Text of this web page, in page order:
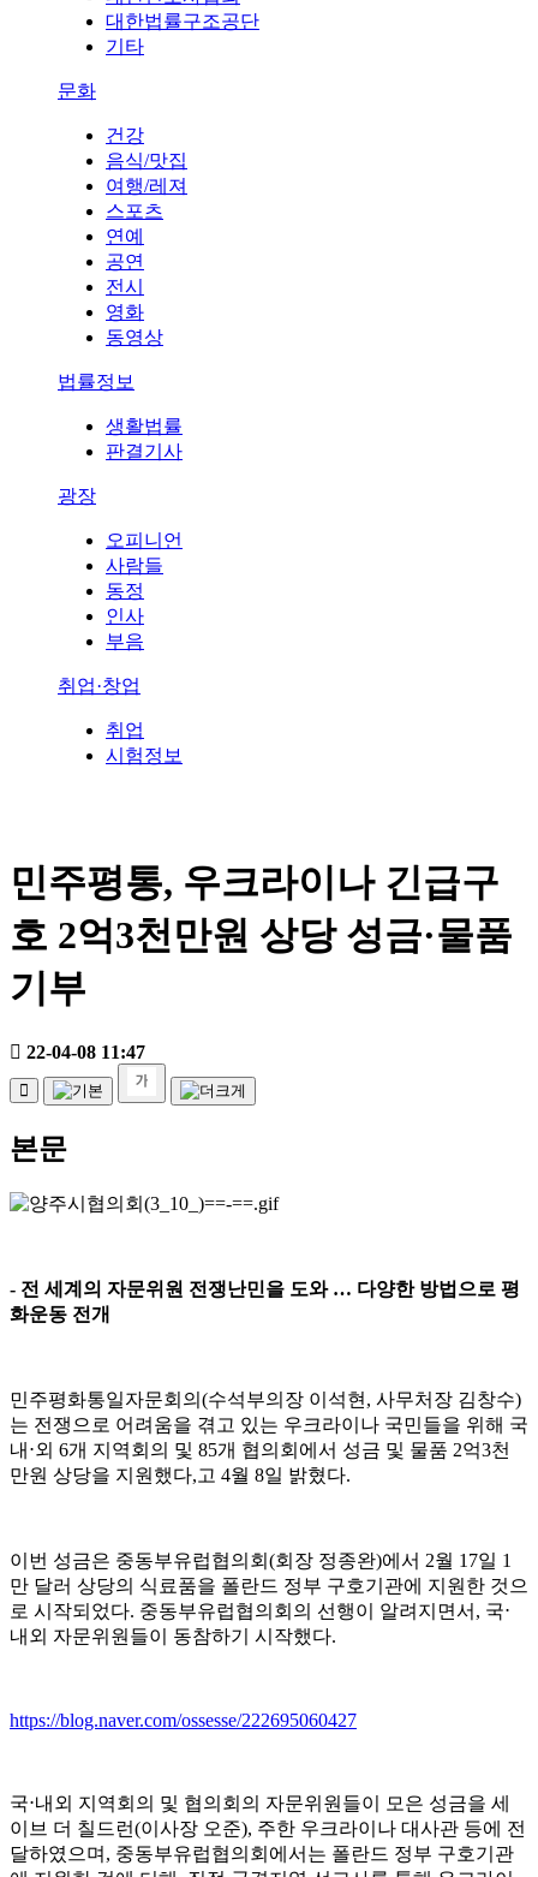
대한법률구조공단
기타
문화
건강
음식/맛집
여행/레져
스포츠
연예
공연
전시
영화
동영상
법률정보
생활법률
판결기사
광장
오피니언
사람들
동정
인사
부음
취업·창업
취업
시험정보
민주평통, 우크라이나 긴급구
호 2억3천만원 상당 성금·물품
기부
22-04-08 11:47
본문
- 전 세계의 자문위원 전쟁난민을 도와 … 다양한 방법으로 평
화운동 전개
민주평화통일자문회의 (수석부의장 이석현 , 사무처장 김창수)
는 전쟁으로 어려움을 겪고 있는 우크라이나 국민들을 위해 국
내 ⋅외 6개 지역회의 및 85개 협의회에서 성금 및 물품 2억3천
만원 상당을 지원했다,고 4월 8일 밝혔다.
이번 성금은 중동부유럽협의회 (회장 정종완)에서 2월 17일 1
만 달러 상당의 식료품을 폴란드 정부 구호기관에 지원한 것으
로 시작되었다. 중동부유럽협의회의 선행이 알려지면서 , 국⋅
내외 자문위원들이 동참하기 시작했다.
https://blog.naver.com/ossesse/222695060427
국⋅내외 지역회의 및 협의회의 자문위원들이 모은 성금을 세
이브 더 칠드런(이사장 오준), 주한 우크라이나 대사관 등에 전
달하였으며 , 중동부유럽협의회에서는 폴란드 정부 구호기관